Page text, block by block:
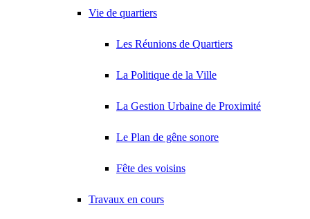
Vie de quartiers
Les Réunions de Quartiers
La Politique de la Ville
La Gestion Urbaine de Proximité
Le Plan de gêne sonore
Fête des voisins
Travaux en cours